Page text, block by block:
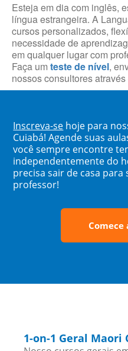
Esteja em dia com inglês,
língua estrangeira. A
cursos personalizados,
necessidade de
em qualquer lugar com
Faça um teste de nível,
nossos consultores
Inscreva-se hoje para
Cuiabá! Agende suas
você sempre encontre
independentemente do
precisa sair de casa
professor!
Comece
1-on-1 Geral Maori